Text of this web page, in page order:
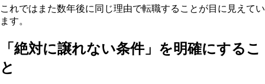
これではまた数年後に同じ理由で転職することが目に見えてい
ます。
「絶対に譲れない条件」を明確にするこ
と